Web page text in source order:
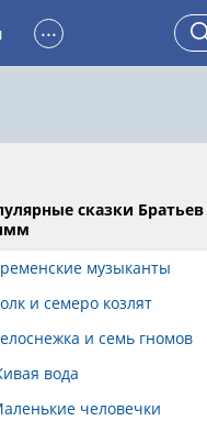
...
сказки Братьев
музыканты
и семеро козлят
и семь гномов
вода
человечки